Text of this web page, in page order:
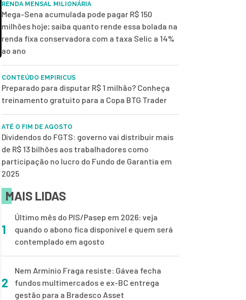
RENDA MENSAL MILIONÁRIA
Mega-Sena acumulada pode pagar R$ 150
milhões hoje; saiba quanto rende essa bolada na
renda fixa conservadora com a taxa Selic a 14%
ao ano
CONTEÚDO EMPIRICUS
Preparado para disputar R$ 1 milhão? Conheça
treinamento gratuito para a Copa BTG Trader
ATÉ O FIM DE AGOSTO
Dividendos do FGTS: governo vai distribuir mais
de R$ 13 bilhões aos trabalhadores como
participação no lucro do Fundo de Garantia em
2025
MAIS LIDAS
1
Último mês do PIS/Pasep em 2026: veja
quando o abono fica disponível e quem será
contemplado em agosto
2
Nem Armínio Fraga resiste: Gávea fecha
fundos multimercados e ex-BC entrega
gestão para a Bradesco Asset